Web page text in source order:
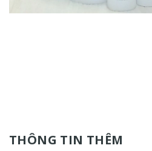
THÔNG TIN THÊM